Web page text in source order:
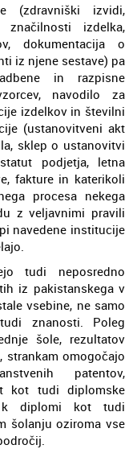
(zdravniški izvidi,
izdelka,
dokumentacija o
iz njene sestave) pa
in razpisne
navodilo za
izdelkov in številni
(ustanovitveni akt
sklep o ustanovitvi
podjetja, letna
fakture in katerikoli
procesa nekega
z veljavnimi pravili
navedene institucije
tudi neposredno
iz pakistanskega v
vsebine, ne samo
znanosti. Poleg
šole, rezultatov
strankam omogočajo
patentov,
kot tudi diplomske
diplomi kot tudi
šolanju oziroma vse